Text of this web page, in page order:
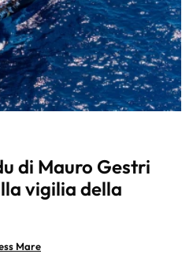
di Mauro Gestri
vigilia della
Mare